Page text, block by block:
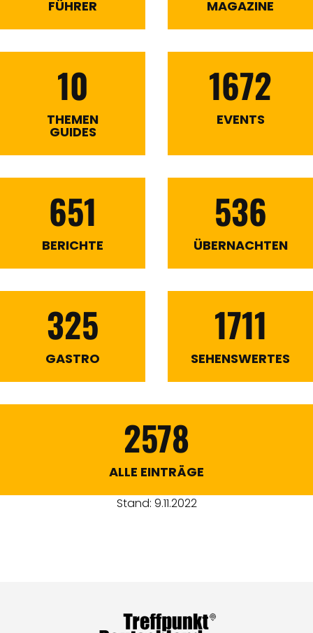
FÜHRER MAGAZINE
10
THEMEN
GUIDES
1672
EVENTS
651
BERICHTE
536
ÜBERNACHTEN
325
GASTRO
1711
SEHENSWERTES
2578
ALLE EINTRÄGE
Stand: 9.11.2022